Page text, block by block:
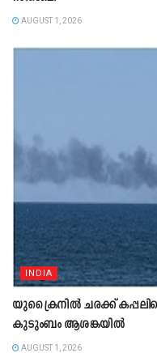
AUGUST 1, 2026
INDIA
യുക്രൈനിൽ ചരക്ക്
കുടുംബം ആശങ്കയിൽ
AUGUST 1, 2026